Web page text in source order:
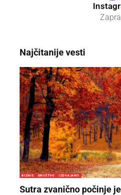
Najčitanije vesti
BIZNIS DRUŠTVO IZDVAJAMO
Sutra zvanično počinje